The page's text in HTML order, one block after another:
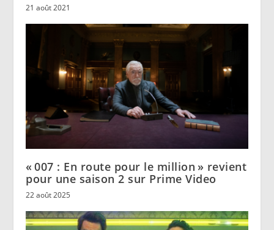
21 août 2021
« 007 : En route pour le million » revient
pour une saison 2 sur Prime Video
22 août 2025